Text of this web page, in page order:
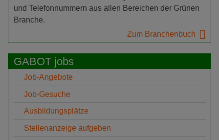
und Telefonnummern aus allen Bereichen der Grünen
Branche.
Zum Branchenbuch
GABOT jobs
Job-Angebote
Job-Gesuche
Ausbildungsplätze
Stellenanzeige aufgeben